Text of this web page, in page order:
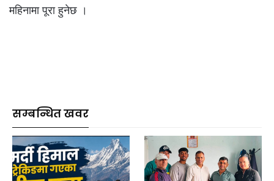
महिनामा पूरा हुनेछ ।
सम्बन्धित खवर